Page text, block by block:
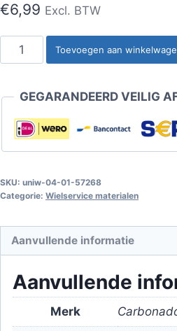
€6,99 Excl. BTW
Centreerringen
67.1
64.1
Set
aantal
Toevoegen aan
GEGARANDEERD VEILIG
SKU: uniw-04-01-57268
Categorie: Wielservice materialen
Aanvullende informatie
Aanvullende
Merk